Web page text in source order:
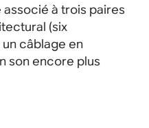
à trois paires
(six
câblage en
son encore plus